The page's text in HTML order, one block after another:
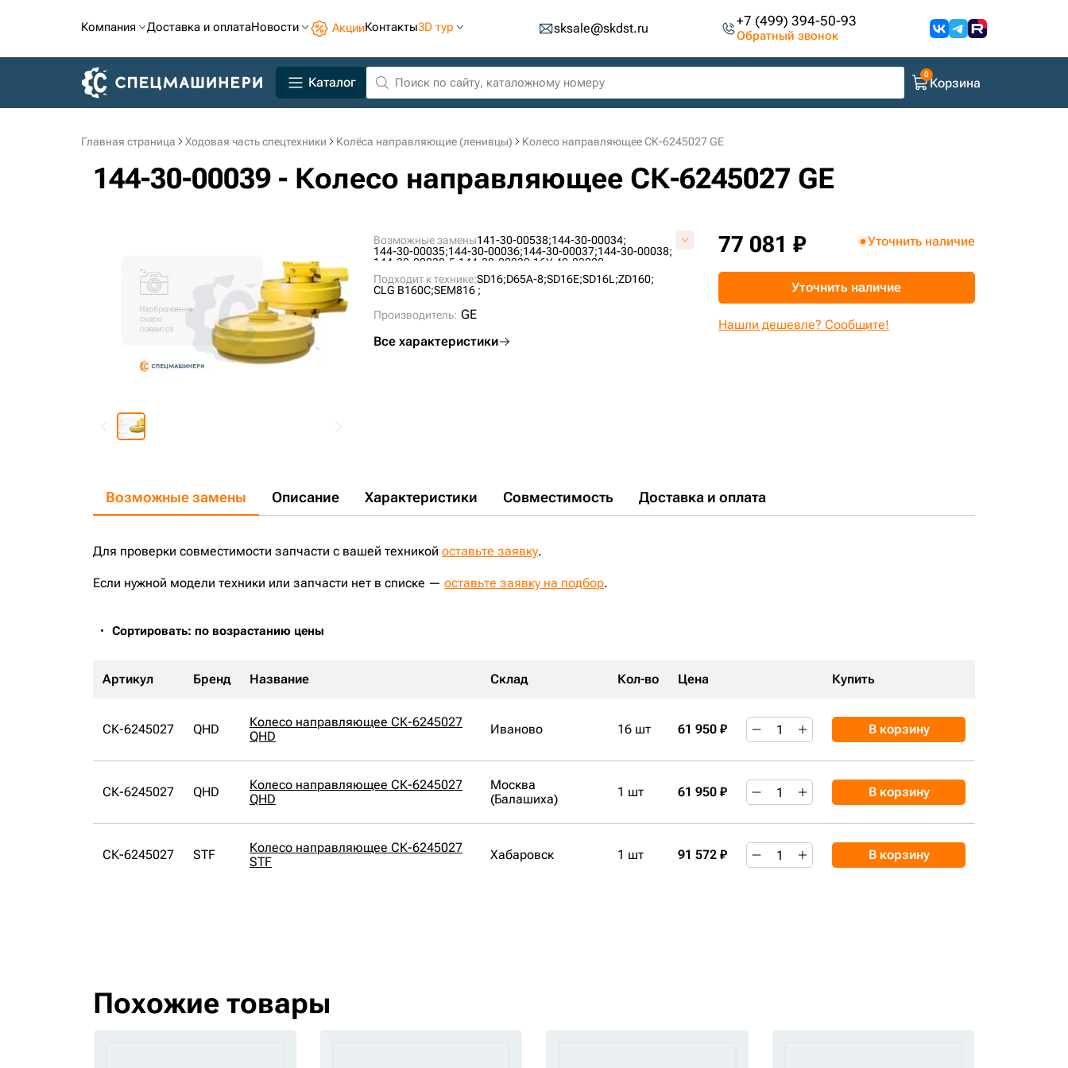
Компания Доставка и оплатаНовости АкцииКонтакты3D тур sksale@skdst.ru +7 (499) 394-50-93
Обратный звонок
Каталог Корзина
Главная страница Ходовая часть спецтехники Колёса направляющие (ленивцы) Колесо направляющее СК-6245027 GE
144-30-00039 - Колесо направляющее СК-6245027 GE
Возможные замены141-30-00538;144-30-00034;
144-30-00035;144-30-00036;144-30-00037;144-30-00038;
144-30-00038-5;144-30-00039;16Y-40-03000;
16Y-40-03000-SS;
P4065400M00;
Подходит к технике:SD16;D65A-8;SD16E;SD16L;ZD160;
CLG B160C;SEM816 ;
Производитель: GE
Все характеристики
77 081 ₽ Уточнить наличие
Уточнить наличие
Нашли дешевле? Сообщите!
Возможные замены Описание Характеристики Совместимость Доставка и оплата
Для проверки совместимости запчасти с вашей техникой оставьте заявку.
Если нужной модели техники или запчасти нет в списке — оставьте заявку на подбор.
Сортировать: по возрастанию цены
Артикул Бренд Название Склад Кол-во Цена Купить
СК-6245027 QHD
Колесо направляющее СК-6245027
QHD
Иваново 16 шт 61 950 ₽ В корзину
СК-6245027 QHD
Колесо направляющее СК-6245027
QHD
Москва
(Балашиха)
1 шт 61 950 ₽ В корзину
СК-6245027 STF
Колесо направляющее СК-6245027
STF
Хабаровск 1 шт 91 572 ₽ В корзину
Похожие товары